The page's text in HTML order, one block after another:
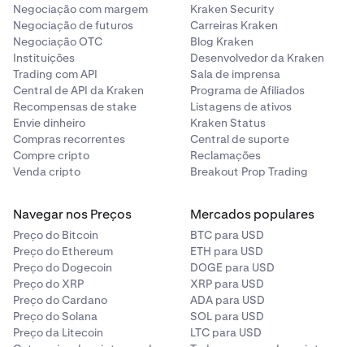
Negociação com margem
Negociação de futuros
Negociação OTC
Instituições
Trading com API
Central de API da Kraken
Recompensas de stake
Envie dinheiro
Compras recorrentes
Compre cripto
Venda cripto
Kraken Security
Carreiras Kraken
Blog Kraken
Desenvolvedor da Kraken
Sala de imprensa
Programa de Afiliados
Listagens de ativos
Kraken Status
Central de suporte
Reclamações
Breakout Prop Trading
Navegar nos Preços
Preço do Bitcoin
Preço do Ethereum
Preço do Dogecoin
Preço do XRP
Preço do Cardano
Preço do Solana
Preço da Litecoin
Mercados populares
BTC para USD
ETH para USD
DOGE para USD
XRP para USD
ADA para USD
SOL para USD
LTC para USD